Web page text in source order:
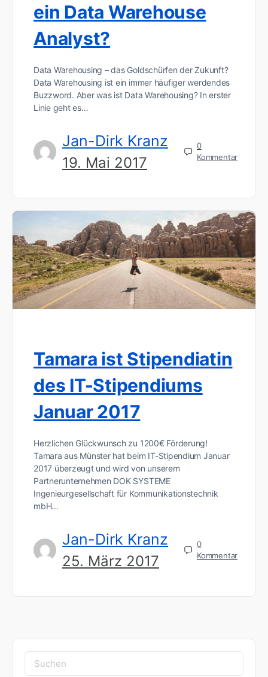
ein Data Warehouse
Analyst?
Data Warehousing – das Goldschürfen der Zukunft?
Data Warehousing ist ein immer häufiger werdendes
Buzzword. Aber was ist Data Warehousing? In erster
Linie geht es…
Jan-Dirk Kranz
19. Mai 2017
0
Kommentar
Tamara ist Stipendiatin
des IT-Stipendiums
Januar 2017
Herzlichen Glückwunsch zu 1200€ Förderung!
Tamara aus Münster hat beim IT-Stipendium Januar
2017 überzeugt und wird von unserem
Partnerunternehmen DOK SYSTEME
Ingenieurgesellschaft für Kommunikationstechnik
mbH…
Jan-Dirk Kranz
25. März 2017
0
Kommentar
Suchen